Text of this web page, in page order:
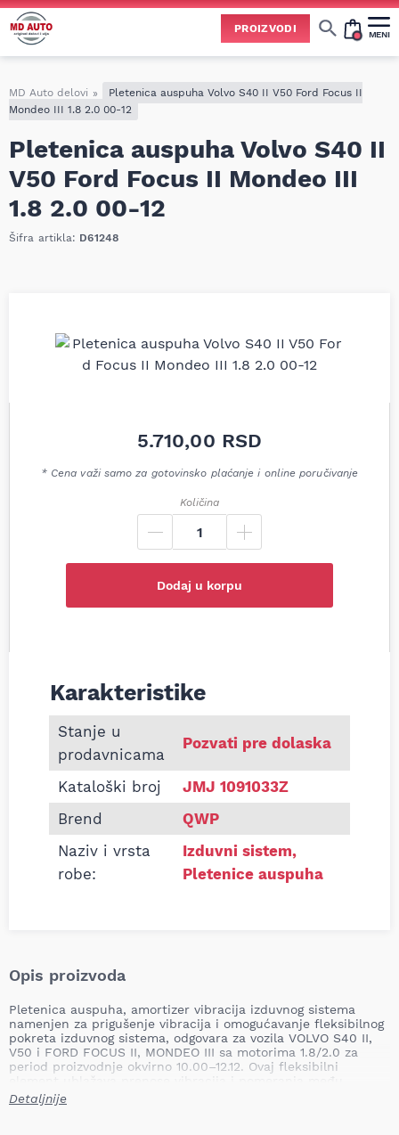
PROIZVODI MENI
MD Auto delovi »
Pletenica auspuha Volvo S40 II V50 Ford Focus II
Mondeo III 1.8 2.0 00-12
Pletenica auspuha Volvo S40 II
V50 Ford Focus II Mondeo III
1.8 2.0 00-12
Šifra artikla: D61248
5.710,00 RSD
* Cena važi samo za gotovinsko plaćanje i online poručivanje
Količina
Dodaj u korpu
Informacije o Pletenica auspuha Volvo S40 II V50
Karakteristike
Stanje u
prodavnicama
Pozvati pre dolaska
Kataloški broj
JMJ 1091033Z
Brend
QWP
Naziv i vrsta
robe:
Izduvni sistem,
Pletenice auspuha
Opis proizvoda
Pletenica auspuha, amortizer vibracija izduvnog sistema
namenjen za prigušenje vibracija i omogućavanje fleksibilnog
pokreta izduvnog sistema, odgovara za vozila VOLVO S40 II,
V50 i FORD FOCUS II, MONDEO III sa motorima 1.8/2.0 za
period proizvodnje okvirno 10.00–12.12. Ovaj fleksibilni
delovima izduvnog sistema, sprečava pucanje ili oštećenje
cevi i prigušivača usled napona i vibracija; nepravovremenom
Detaljnije